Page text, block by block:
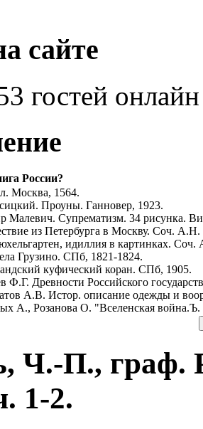
сайте
гостей онлайн
России?
Москва, 1564.
Проуны. Ганновер, 1923.
Малевич. Супрематизм. 34 рисунка.
из Петербурга в Москву. Соч.
идиллия в картинках.
Грузино. СПб, 1821-1824.
куфический коран. СПб, 1905.
Ф.Г. Древности Российского
А.В. Истор. описание одежды и
А., Розанова О. "Вселенская
Ч.-П., граф.
1-2.